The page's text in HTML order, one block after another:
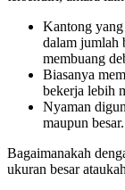
Kantong yang
dalam jumlah
membuang
Biasanya
bekerja lebih
Nyaman
maupun besar.
Bagaimanakah
ukuran besar